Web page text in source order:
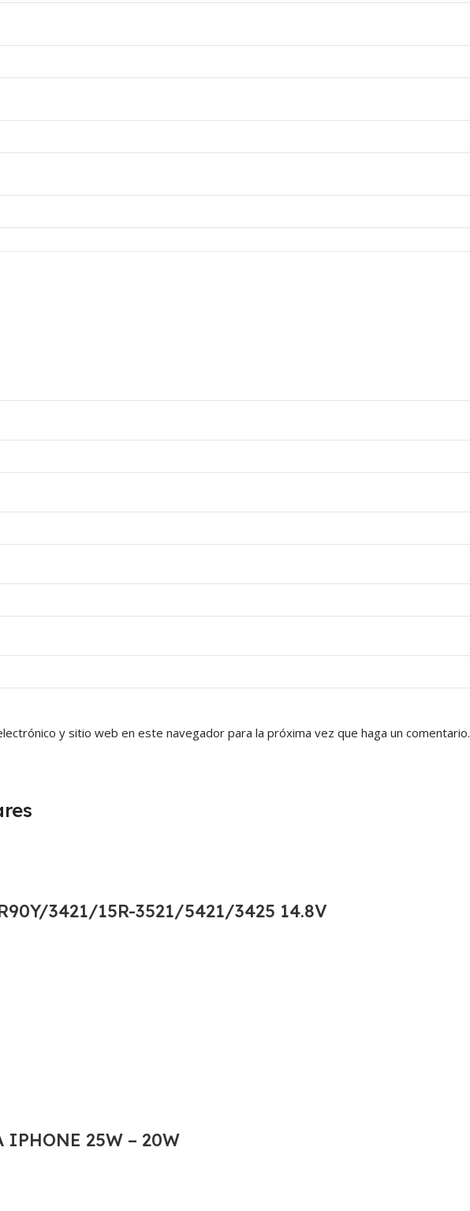
y sitio web en este navegador para la próxima vez que haga un comentario.
3421/15R-3521/5421/3425 14.8V
IPHONE 25W – 20W